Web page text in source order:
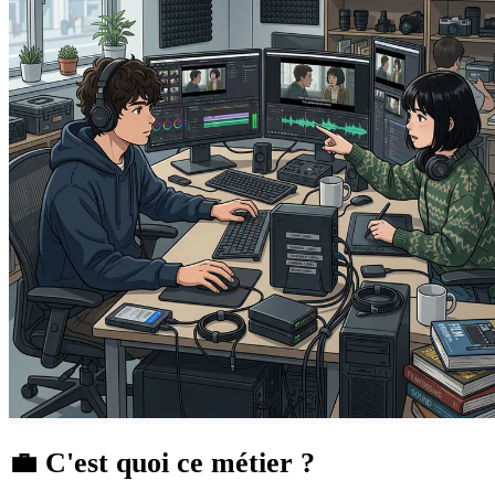
💼 C'est quoi ce métier ?